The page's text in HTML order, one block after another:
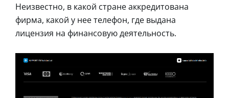
Неизвестно, в какой стране аккредитована
фирма, какой у нее телефон, где выдана
лицензия на финансовую деятельность.